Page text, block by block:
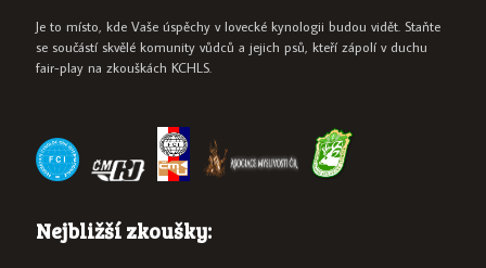
Je to místo, kde Vaše úspěchy v lovecké kynologii budou vidět. Staňte
se součástí skvělé komunity vůdců a jejich psů, kteří zápolí v duchu
fair-play na zkouškách KCHLS.
Nejbližší zkoušky: